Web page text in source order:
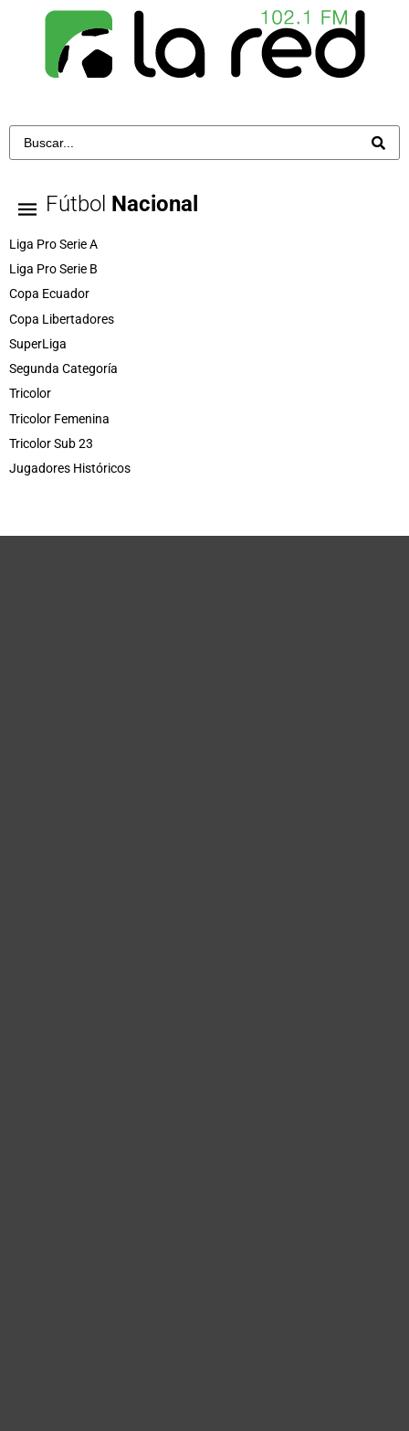
Fútbol Nacional
Liga Pro Serie A
Liga Pro Serie B
Copa Ecuador
Copa Libertadores
SuperLiga
Segunda Categoría
Tricolor
Tricolor Femenina
Tricolor Sub 23
Jugadores Históricos